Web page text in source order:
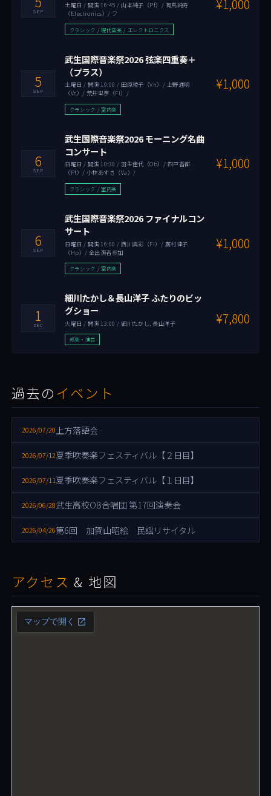
SEP
土曜日 / 開演 16:45 / 山本純子（Pf）/ 有馬純寿
（Electronics）/ フ
クラシック / 現代音楽 / エレクトロニクス
¥1,000
5
SEP
武生国際音楽祭2026 弦楽四重奏＋
（プラス）
土曜日 / 開演 19:00 / 田原綾子（Vn）/ 上野通明
（Vc）/ 荒井里奈（Fl）/
クラシック / 室内楽
¥1,000
6
SEP
武生国際音楽祭2026 モーニング名曲
コンサート
日曜日 / 開演 10:30 / 羽生佳代（Ob）/ 四戸香都
（Pf）/ 小林あすき（Va）/
クラシック / 室内楽
¥1,000
6
SEP
武生国際音楽祭2026 ファイナルコン
サート
日曜日 / 開演 16:00 / 西川真彩（Fl）/ 廣村律子
（Hp）/ 全出演者参加
クラシック / 室内楽
¥1,000
1
DEC
細川たかし＆長山洋子 ふたりのビッ
グショー
火曜日 / 開演 13:00 / 細川たかし, 長山洋子
邦楽・演芸
¥7,800
過去のイベント
2026/07/20 上方落語会
2026/07/12夏季吹奏楽フェスティバル【２日目】
2026/07/11 夏季吹奏楽フェスティバル【１日目】
2026/06/28武生高校OB合唱団 第17回演奏会
2026/04/26第6回 加賀山昭絵 民謡リサイタル
アクセス & 地図